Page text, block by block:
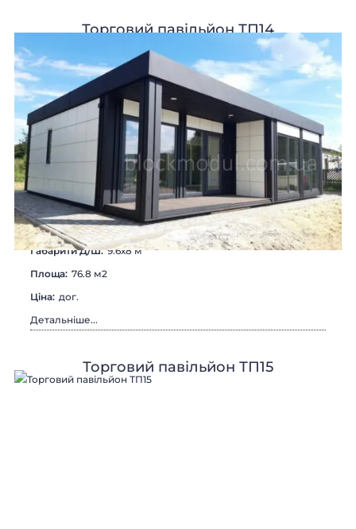
Торговий павільйон ТП14
Габарити Д/Ш: 9.6х8 м
Площа: 76.8 м2
Цiна: дог.
Детальніше...
Торговий павільйон ТП15